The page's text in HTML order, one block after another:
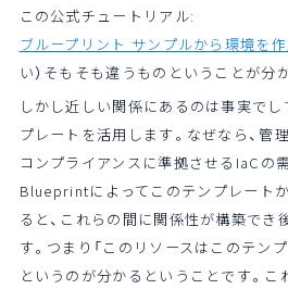
この公式チュートリアル:
ブループリント サンプルから環境を
い）そもそも違うものということが分
しかし近しい関係にあるのは事実でし
プレートを活用します。なぜなら、管
コンプライアンスに準拠させるIaCの
Blueprintによってこのテンプレート
ると、これらの間に関係性が構築でき
す。つまり「このリソースはこのテン
というのが分かるということです。こ